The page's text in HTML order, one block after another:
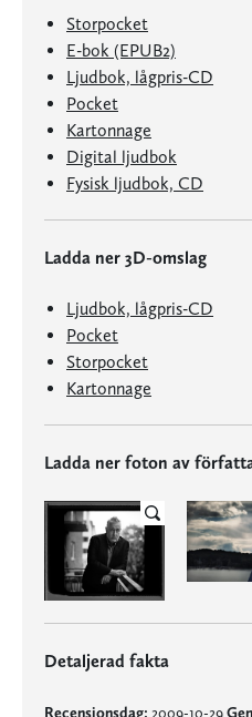
Storpocket
E-bok (EPUB2)
Ljudbok, lågpris-CD
Pocket
Kartonnage
Digital ljudbok
Fysisk ljudbok, CD
Ladda ner 3D-omslag
Ljudbok, lågpris-CD
Pocket
Storpocket
Kartonnage
Ladda ner foton av
Detaljerad fakta
Recensionsdag: 2009-10-29